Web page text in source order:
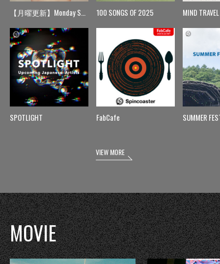
【月曜更新】Monday Spin
SPOTLIGHT
100 SONGS OF 2025
FabCafe
MIND TRAVEL
SUMMER
VIEW MORE
MOVIE